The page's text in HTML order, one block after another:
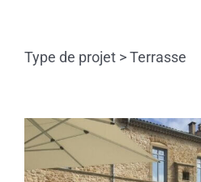
Type de projet > Terrasse